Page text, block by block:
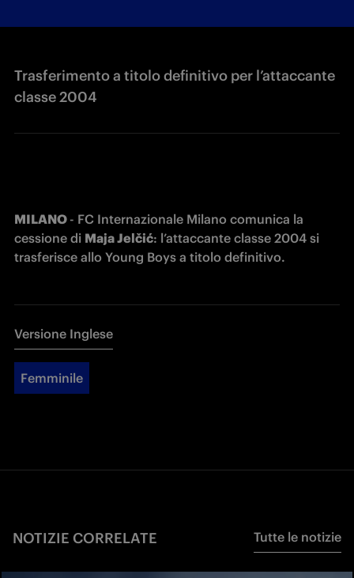
Trasferimento a titolo definitivo per l’attaccante
classe 2004
MILANO - FC Internazionale Milano comunica la
cessione di Maja Jelčić: l’attaccante classe 2004 si
trasferisce allo Young Boys a titolo definitivo.
Versione Inglese
Femminile
NOTIZIE CORRELATE Tutte le notizie